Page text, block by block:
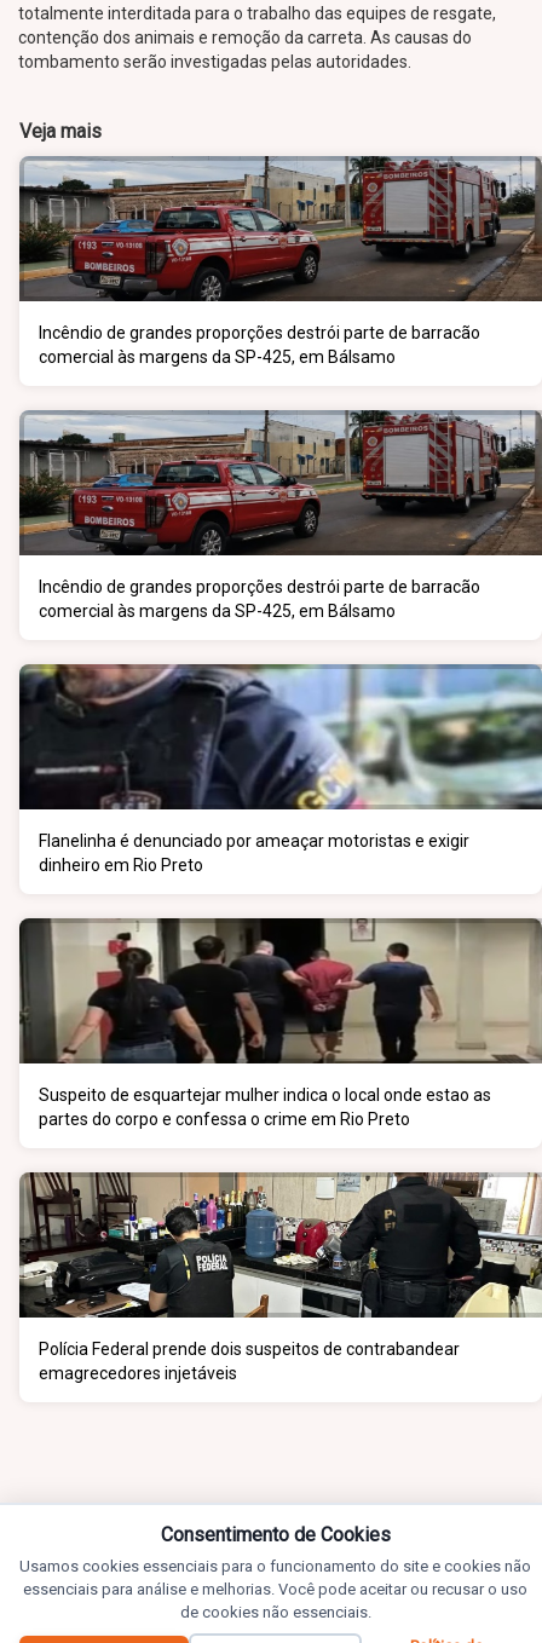
totalmente interditada para o trabalho das equipes de resgate,
contenção dos animais e remoção da carreta. As causas do
tombamento serão investigadas pelas autoridades.
Veja mais
Incêndio de grandes proporções destrói parte de barracão
comercial às margens da SP-425, em Bálsamo
Incêndio de grandes proporções destrói parte de barracão
comercial às margens da SP-425, em Bálsamo
Flanelinha é denunciado por ameaçar motoristas e exigir
dinheiro em Rio Preto
Suspeito de esquartejar mulher indica o local onde estao as
partes do corpo e confessa o crime em Rio Preto
Polícia Federal prende dois suspeitos de contrabandear
emagrecedores injetáveis
Consentimento de Cookies
Usamos cookies essenciais para o funcionamento do site e cookies não
essenciais para análise e melhorias. Você pode aceitar ou recusar o uso
de cookies não essenciais.